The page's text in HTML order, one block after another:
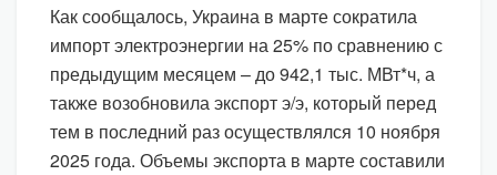
Как сообщалось, Украина в марте сократила
импорт электроэнергии на 25% по сравнению с
предыдущим месяцем – до 942,1 тыс. МВт*ч, а
также возобновила экспорт э/э, который перед
тем в последний раз осуществлялся 10 ноября
2025 года. Объемы экспорта в марте составили